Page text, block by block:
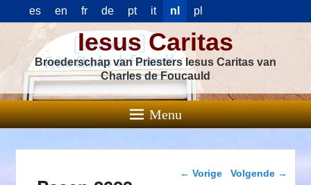
es en fr de pt it nl pl
Iesus Caritas
Broederschap van Priesters Iesus Caritas van
Charles de Foucauld
Menu
Berichtnavigatie
← Vorige Volgende →